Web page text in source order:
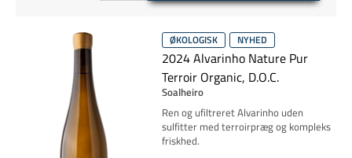
ØKOLOGISK NYHED
2024 Alvarinho Nature Pur
Terroir Organic, D.O.C.
Soalheiro
Ren og ufiltreret Alvarinho uden
sulfitter med terroirpræg og kompleks
friskhed.